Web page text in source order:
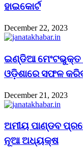
ହାଇକୋର୍ଟ
December 22, 2023
ଇଣ୍ଡିଆ ମେଂଟଭୁକ୍ତ
ଓଡ଼ିଶାରେ ସଫଳ
December 21, 2023
ଅମୀୟ ପାଣ୍ଡବ
ନୂଆ ଅଧ୍ୟକ୍ଷ